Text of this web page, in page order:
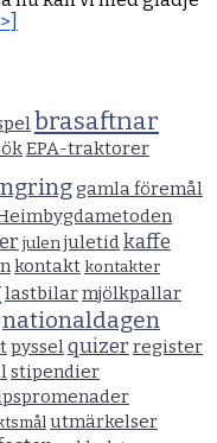
brasaftnar
EPA-traktorer
gamla föremål
julenjuletidkaffe
kontaktkontakter
lastbilarmjölkpallar
nationaldagen
pysselquizerregister
stipendier
utmärkelser